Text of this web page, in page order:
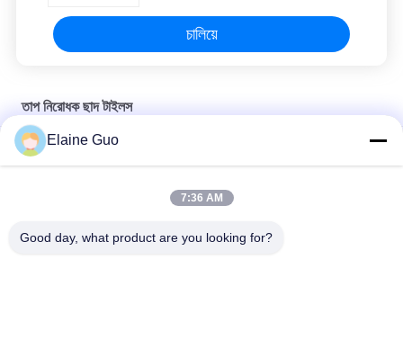
চালিয়ে
তাপ নিরোধক ছাদ টাইলস
কারখানার ক্ষার প্রতিরোধের জন্য পিভিসি ইউপিভিসি প্রলিপ্ত ঢেউতোলা ছাদ শীট
Elaine Guo
7:36 AM
Good day, what product are you looking for?